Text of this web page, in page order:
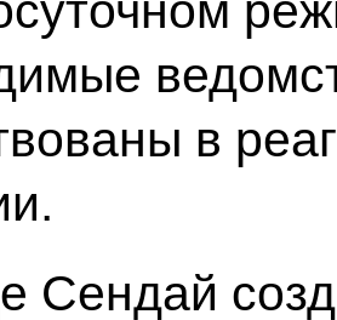
в
Сендай